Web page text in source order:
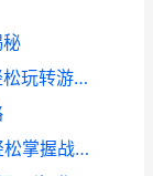
宠物森林先遣队脚本使用攻略，让你轻松玩转游戏！
异度之刃2 Kos-Mos攻略详解，让你轻松掌握战斗技巧